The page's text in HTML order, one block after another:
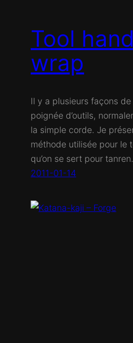
Tool
wrap
Il y a plusieurs façons
poignée d’outils,
la simple corde. Je
méthode utilisée pour le
qu’on se sert pour tanren.
2011-01-14